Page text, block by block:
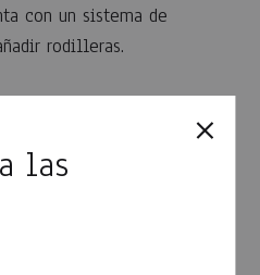
con un sistema de
rodilleras.
65% Poliéster /
gr (tela de alta densidad y
al desgarro, ideal
las